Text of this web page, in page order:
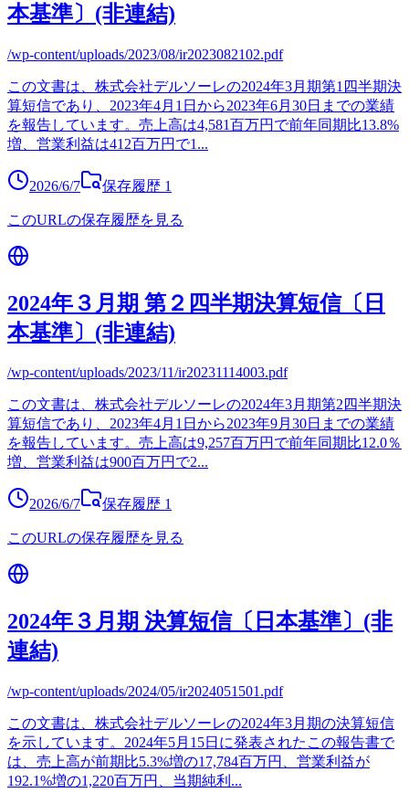
本基準〕(非連結)
/wp-content/uploads/2023/08/ir2023082102.pdf
この文書は、株式会社デルソーレの2024年3月期第1四半期決
算短信であり、2023年4月1日から2023年6月30日までの業績
を報告しています。売上高は4,581百万円で前年同期比13.8%
増、営業利益は412百万円で1 ...
2026/6/7 保存履歴 1
このURLの保存履歴を見る
2024年３月期 第２四半期決算短信〔日
本基準〕(非連結)
/wp-content/uploads/2023/11/ir20231114003.pdf
この文書は、株式会社デルソーレの2024年3月期第2四半期決
算短信であり、2023年4月1日から2023年9月30日までの業績
を報告しています。売上高は9,257百万円で前年同期比12.0％
増、営業利益は900百万円で2...
2026/6/7 保存履歴 1
このURLの保存履歴を見る
2024年３月期 決算短信〔日本基準〕(非
連結)
/wp-content/uploads/2024/05/ir2024051501.pdf
この文書は、株式会社デルソーレの2024年3月期の決算短信
を示しています。2024年5月15日に発表されたこの報告書で
は、売上高が前期比5.3%増の17,784百万円、営業利益が
192.1%増の1,220百万円、当期純利 ...